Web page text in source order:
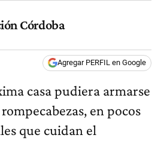
Córdoba
Agregar PERFIL en Google
casa pudiera armarse
en pocos
que cuidan el